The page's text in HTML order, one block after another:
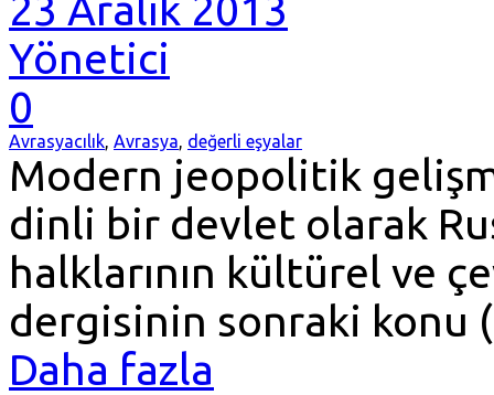
23 Aralık 2013
Yönetici
0
Avrasyacılık, Avrasya, değerli eşyalar
Modern jeopolitik
dinli bir devlet olarak
halklarının kültürel ve
dergisinin sonraki konu
Daha fazla